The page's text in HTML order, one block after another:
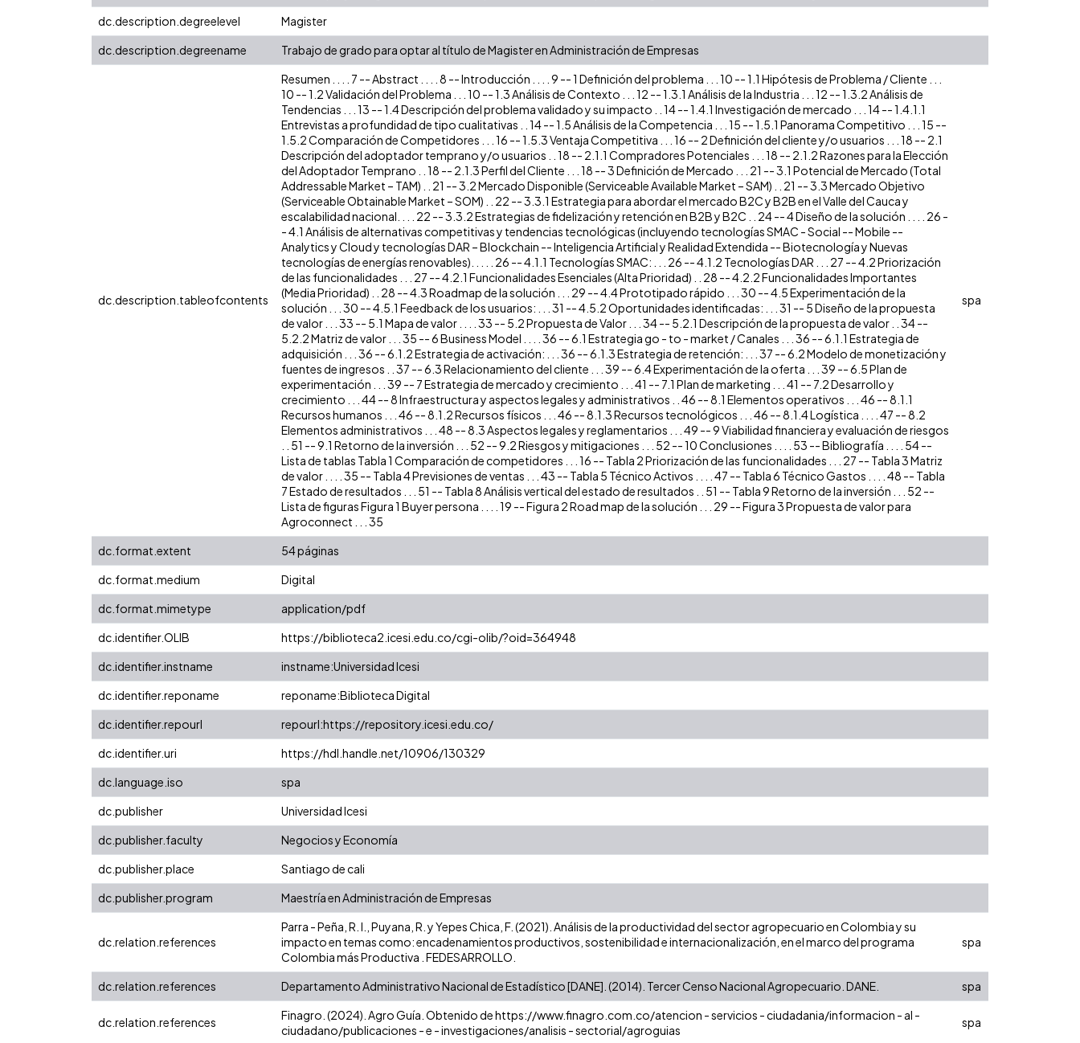
dc.description.degreelevel
Magister
dc.description.degreename
Trabajo de grado para optar al título de Magister en Administración de Empresas
dc.description.tableofcontents
Resumen . . . . 7 -- Abstract . . . . 8 -- Introducción . . . . 9 -- 1 Definición del problema . . . 10 -- 1.1 Hipótesis de Problema / Cliente . . .
10 -- 1.2 Validación del Problema . . . 10 -- 1.3 Análisis de Contexto . . . 12 -- 1.3.1 Análisis de la Industria . . . 12 -- 1.3.2 Análisis de
Tendencias . . . 13 -- 1.4 Descripción del problema validado y su impacto . . 14 -- 1.4.1 Investigación de mercado . . . 14 -- 1.4.1.1
Entrevistas a profundidad de tipo cualitativas . . 14 -- 1.5 Análisis de la Competencia . . . 15 -- 1.5.1 Panorama Competitivo . . . 15 --
1.5.2 Comparación de Competidores . . . 16 -- 1.5.3 Ventaja Competitiva . . . 16 -- 2 Definición del cliente y/o usuarios . . . 18 -- 2.1
Descripción del adoptador temprano y/o usuarios . . 18 -- 2.1.1 Compradores Potenciales . . . 18 -- 2.1.2 Razones para la Elección
del Adoptador Temprano . . 18 -- 2.1.3 Perfil del Cliente . . . 18 -- 3 Definición de Mercado . . . 21 -- 3.1 Potencial de Mercado (Total
Addressable Market – TAM) . . 21 -- 3.2 Mercado Disponible (Serviceable Available Market – SAM) . . 21 -- 3.3 Mercado Objetivo
(Serviceable Obtainable Market – SOM) . . 22 -- 3.3.1 Estrategia para abordar el mercado B2C y B2B en el Valle del Cauca y
escalabilidad nacional. . . . 22 -- 3.3.2 Estrategias de fidelización y retención en B2B y B2C . . 24 -- 4 Diseño de la solución . . . . 26 -
- 4.1 Análisis de alternativas competitivas y tendencias tecnológicas (incluyendo tecnologías SMAC - Social -- Mobile --
Analytics y Cloud y tecnologías DAR – Blockchain -- Inteligencia Artificial y Realidad Extendida -- Biotecnología y Nuevas
tecnologías de energías renovables). . . . . 26 -- 4.1.1 Tecnologías SMAC: . . . 26 -- 4.1.2 Tecnologías DAR . . . 27 -- 4.2 Priorización
de las funcionalidades . . . 27 -- 4.2.1 Funcionalidades Esenciales (Alta Prioridad) . . 28 -- 4.2.2 Funcionalidades Importantes
(Media Prioridad) . . 28 -- 4.3 Roadmap de la solución . . . 29 -- 4.4 Prototipado rápido . . . 30 -- 4.5 Experimentación de la
solución . . . 30 -- 4.5.1 Feedback de los usuarios: . . . 31 -- 4.5.2 Oportunidades identificadas: . . . 31 -- 5 Diseño de la propuesta
de valor . . . 33 -- 5.1 Mapa de valor . . . . 33 -- 5.2 Propuesta de Valor . . . 34 -- 5.2.1 Descripción de la propuesta de valor . . 34 --
5.2.2 Matriz de valor . . . 35 -- 6 Business Model . . . . 36 -- 6.1 Estrategia go - to - market / Canales . . . 36 -- 6.1.1 Estrategia de
adquisición . . . 36 -- 6.1.2 Estrategia de activación: . . . 36 -- 6.1.3 Estrategia de retención: . . . 37 -- 6.2 Modelo de monetización y
fuentes de ingresos . . 37 -- 6.3 Relacionamiento del cliente . . . 39 -- 6.4 Experimentación de la oferta . . . 39 -- 6.5 Plan de
experimentación . . . 39 -- 7 Estrategia de mercado y crecimiento . . . 41 -- 7.1 Plan de marketing . . . 41 -- 7.2 Desarrollo y
crecimiento . . . 44 -- 8 Infraestructura y aspectos legales y administrativos . . 46 -- 8.1 Elementos operativos . . . 46 -- 8.1.1
Recursos humanos . . . 46 -- 8.1.2 Recursos físicos . . . 46 -- 8.1.3 Recursos tecnológicos . . . 46 -- 8.1.4 Logística . . . . 47 -- 8.2
Elementos administrativos . . . 48 -- 8.3 Aspectos legales y reglamentarios . . . 49 -- 9 Viabilidad financiera y evaluación de riesgos
. . 51 -- 9.1 Retorno de la inversión . . . 52 -- 9.2 Riesgos y mitigaciones . . . 52 -- 10 Conclusiones . . . . 53 -- Bibliografía . . . . 54 --
Lista de tablas Tabla 1 Comparación de competidores . . . 16 -- Tabla 2 Priorización de las funcionalidades . . . 27 -- Tabla 3 Matriz
de valor . . . . 35 -- Tabla 4 Previsiones de ventas . . . 43 -- Tabla 5 Técnico Activos . . . . 47 -- Tabla 6 Técnico Gastos . . . . 48 -- Tabla
7 Estado de resultados . . . 51 -- Tabla 8 Análisis vertical del estado de resultados . . 51 -- Tabla 9 Retorno de la inversión . . . 52 --
Lista de figuras Figura 1 Buyer persona . . . . 19 -- Figura 2 Road map de la solución . . . 29 -- Figura 3 Propuesta de valor para
Agroconnect . . . 35
spa
dc.format.extent
54 páginas
dc.format.medium
Digital
dc.format.mimetype
application/pdf
dc.identifier.OLIB
https://biblioteca2.icesi.edu.co/cgi-olib/?oid=364948
dc.identifier.instname
instname:Universidad Icesi
dc.identifier.reponame
reponame:Biblioteca Digital
dc.identifier.repourl
repourl:https://repository.icesi.edu.co/
dc.identifier.uri
https://hdl.handle.net/10906/130329
dc.language.iso
spa
dc.publisher
Universidad Icesi
dc.publisher.faculty
Negocios y Economía
dc.publisher.place
Santiago de cali
dc.publisher.program
Maestría en Administración de Empresas
dc.relation.references
Parra - Peña, R. I., Puyana, R. y Yepes Chica, F. (2021). Análisis de la productividad del sector agropecuario en Colombia y su
impacto en temas como: encadenamientos productivos, sostenibilidad e internacionalización, en el marco del programa
Colombia más Productiva . FEDESARROLLO.
spa
dc.relation.references Departamento Administrativo Nacional de Estadístico [DANE]. (2014). Tercer Censo Nacional Agropecuario. DANE. spa
dc.relation.references
Finagro. (2024). Agro Guía. Obtenido de https://www.finagro.com.co/atencion - servicios - ciudadania/informacion - al -
ciudadano/publicaciones - e - investigaciones/analisis - sectorial/agroguias
spa